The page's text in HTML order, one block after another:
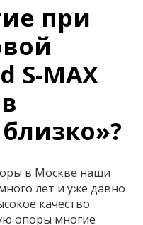
при
S-MAX
в Москве наши
лет и уже давно
качество
опоры многие